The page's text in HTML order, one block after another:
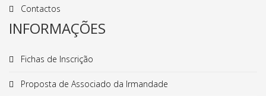
Contactos
INFORMAÇÕES
Fichas de Inscrição
Proposta de Associado da Irmandade